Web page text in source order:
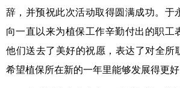
辞，并预祝此次活动取得圆满成功。于
向一直以来为植保工作辛勤付出的职工
他们送去了美好的祝愿，表达了对全所
希望植保所在新的一年里能够发展得更好